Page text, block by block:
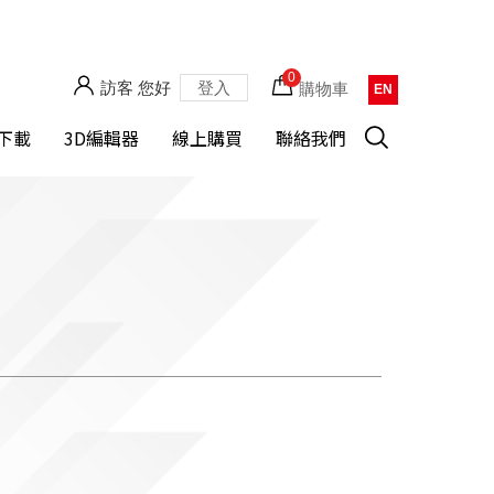
訪客 您好 登入
載 3D編輯器 線上購買 聯絡我們
EN
0
購物車